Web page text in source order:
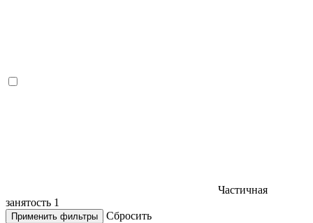
Частичная
занятость 1
Применить фильтры
Сбросить